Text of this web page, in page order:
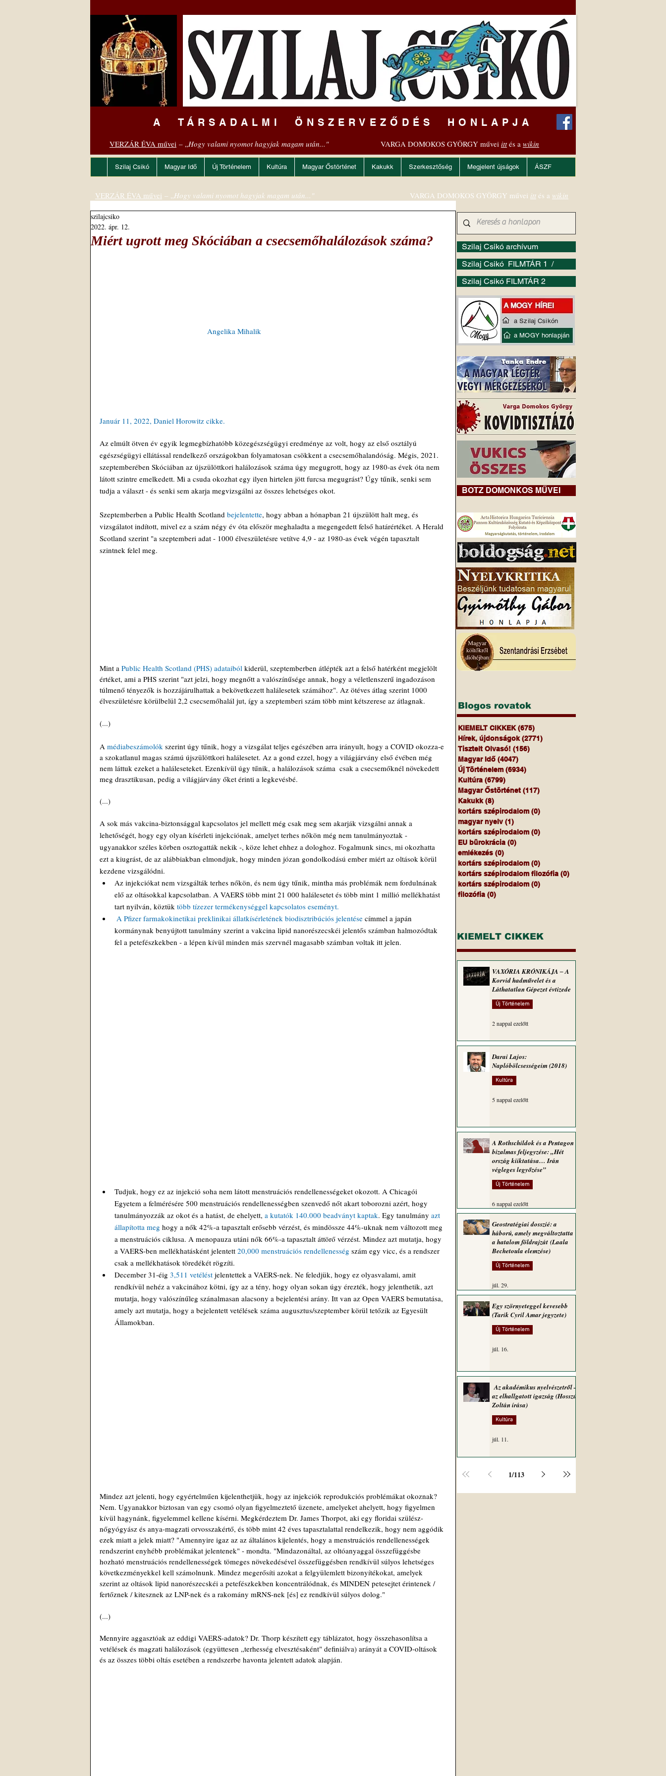
A TÁRSADALMI ÖNSZERVEZŐDÉS HONLAPJA
VERZÁR ÉVA művei – „Hogy valami nyomot hagyjak magam után..." VARGA DOMOKOS GYÖRGY művei ittés a wikin
Szilaj Csikó Magyar Idő Új Történelem Kultúra Magyar Őstörténet Kakukk Szerkesztőség Megjelent újságok ÁSZF
Miért ugrott meg Skóciában a csecsemőhalálozások száma?
szilajcsiko
2022. ápr. 12.
Angelika Mihalik
Január 11, 2022, Daniel Horowitz cikke.
Az elmúlt ötven év egyik legmegbízhatóbb közegészségügyi eredménye az volt, hogy az első osztályú
egészségügyi ellátással rendelkező országokban folyamatosan csökkent a csecsemőhalandóság. Mégis, 2021.
szeptemberében Skóciában az újszülöttkori halálozások száma úgy megugrott, hogy az 1980-as évek óta nem
látott szintre emelkedett. Mi a csuda okozhat egy ilyen hirtelen jött furcsa megugrást? Úgy tűnik, senki sem
tudja a választ - és senki sem akarja megvizsgálni az összes lehetséges okot.
Szeptemberben a Public Health Scotland bejelentette, hogy abban a hónapban 21 újszülött halt meg, és
vizsgálatot indított, mivel ez a szám négy év óta először meghaladta a megengedett felső határértéket. A Herald
Scotland szerint "a szeptemberi adat - 1000 élveszületésre vetítve 4,9 - az 1980-as évek végén tapasztalt
szintnek felel meg.
Mint a Public Health Scotland (PHS) adataiból kiderül, szeptemberben átlépték azt a felső hatérként megjelölt
értéket, ami a PHS szerint "azt jelzi, hogy megnőtt a valószínűsége annak, hogy a véletlenszerű ingadozáson
túlmenő tényezők is hozzájárulhattak a bekövetkezett halálesetek számához". Az ötéves átlag szerint 1000
élveszületésre körülbelül 2,2 csecsemőhalál jut, így a szeptemberi szám több mint kétszerese az átlagnak.
(...)
A médiabeszámolók szerint úgy tűnik, hogy a vizsgálat teljes egészében arra irányult, hogy a COVID okozza-e
a szokatlanul magas számú újszülöttkori halálesetet. Az a gond ezzel, hogy a világjárvány első évében még
nem láttuk ezeket a haláleseteket. Ezenkívül úgy tűnik, a halálozások száma  csak a csecsemőknél növekedett
meg drasztikusan, pedig a világjárvány őket érinti a legkevésbé.
(...)
A sok más vakcina-biztonsággal kapcsolatos jel mellett még csak meg sem akarják vizsgálni annak a
lehetőségét, hogy egy olyan kísérleti injekciónak, amelyet terhes nőkön még nem tanulmányoztak -
ugyanakkor széles körben osztogatták nekik -, köze lehet ehhez a dologhoz. Fogalmunk sincs, mi okozhatta
ezt a kiugrást, de az alábbiakban elmondjuk, hogy minden józan gondolkodású ember miért az oltások körül
kezdene vizsgálódni.
Az injekciókat nem vizsgálták terhes nőkön, és nem úgy tűnik, mintha más problémák nem fordulnának
elő az oltásokkal kapcsolatban. A VAERS több mint 21 000 halálesetet és több mint 1 millió mellékhatást
tart nyilván, köztük több tízezer termékenységgel kapcsolatos eseményt.
A Pfizer farmakokinetikai preklinikai állatkísérletének biodisztribúciós jelentése címmel a japán
kormánynak benyújtott tanulmány szerint a vakcina lipid nanorészecskéi jelentős számban halmozódtak
fel a petefészkekben - a lépen kívül minden más szervnél magasabb számban voltak itt jelen.
Tudjuk, hogy ez az injekció soha nem látott menstruációs rendellenességeket okozott. A Chicagói
Egyetem a felmérésére 500 menstruációs rendellenességben szenvedő nőt akart toborozni azért, hogy
tanulmányozzák az okot és a hatást, de ehelyett, a kutatók 140.000 beadványt kaptak. Egy tanulmány azt
állapította meg hogy a nők 42%-a tapasztalt erősebb vérzést, és mindössze 44%-uknak nem változott meg
a menstruációs ciklusa. A menopauza utáni nők 66%-a tapasztalt áttörő vérzést. Mindez azt mutatja, hogy
a VAERS-ben mellékhatásként jelentett 20,000 menstruációs rendellenesség szám egy vicc, és a rendszer
csak a mellékhatások töredékét rögzíti.
December 31-éig 3,511 vetélést jelentettek a VAERS-nek. Ne feledjük, hogy ez olyasvalami, amit
rendkívül nehéz a vakcinához kötni, így az a tény, hogy olyan sokan úgy érezték, hogy jelenthetik, azt
mutatja, hogy valószínűleg szánalmasan alacsony a bejelentési arány. Itt van az Open VAERS bemutatása,
amely azt mutatja, hogy a bejelentett vetélések száma augusztus/szeptember körül tetőzik az Egyesült
Államokban.
Mindez azt jelenti, hogy egyértelműen kijelenthetjük, hogy az injekciók reprodukciós problémákat okoznak?
Nem. Ugyanakkor biztosan van egy csomó olyan figyelmeztető üzenete, amelyeket ahelyett, hogy figyelmen
kívül hagynánk, figyelemmel kellene kísérni. Megkérdeztem Dr. James Thorpot, aki egy floridai szülész-
nőgyógyász és anya-magzati orvosszakértő, és több mint 42 éves tapasztalattal rendelkezik, hogy nem aggódik
ezek miatt a jelek miatt? "Amennyire igaz az az általános kijelentés, hogy a menstruációs rendellenességek
rendszerint enyhébb problémákat jelentenek" - mondta. "Mindazonáltal, az oltóanyaggal összefüggésbe
hozható menstruációs rendellenességek tömeges növekedésével összefüggésben rendkívül súlyos lehetséges
következményekkel kell számolnunk. Mindez megerősíti azokat a felgyülemlett bizonyítékokat, amelyek
szerint az oltások lipid nanorészecskéi a petefészkekben koncentrálódnak, és MINDEN petesejtet érintenek /
fertőznek / kitesznek az LNP-nek és a rakomány mRNS-nek [és] ez rendkívül súlyos dolog."
(...)
Mennyire aggasztóak az eddigi VAERS-adatok? Dr. Thorp készített egy táblázatot, hogy összehasonlítsa a
vetélések és magzati halálozások (együttesen „terhesség elvesztésaként" definiálva) arányát a COVID-oltások
és az összes többi oltás esetében a rendszerbe havonta jelentett adatok alapján.
Szilaj Csikó archívum
Szilaj Csikó FILMTÁR 1 /
Szilaj Csikó FILMTÁR 2
VERZÁR ÉVA művei – „Hogy valami nyomot hagyjak magam után..." VARGA DOMOKOS GYÖRGY művei itt és a wikin
BOTZ DOMONKOS MŰVEI
Blogos rovatok
KIEMELT CIKKEK (675)
Hírek, újdonságok (2771)
Tisztelt Olvasó! (156)
Magyar Idő (4047)
Új Történelem (6934)
Kultúra (6799)
Magyar Őstörténet (117)
Kakukk (8)
kortárs szépirodalom (0)
magyar nyelv (1)
kortárs szépirodalom (0)
EU bürokrácia (0)
emlékezés (0)
kortárs szépirodalom (0)
kortárs szépirodalom filozófia (0)
kortárs szépirodalom (0)
filozófia (0)
KIEMELT CIKKEK
VAXÓRIA KRÓNIKÁJA ‒ A
Korvid hadművelet és a
Láthatatlan Gépezet évtizede
Új Történelem
2 nappal ezelőtt
Darai Lajos:
Naplóbölcsességeim (2018)
Kultúra
5 nappal ezelőtt
A Rothschildok és a Pentagon
bizalmas feljegyzése: „Hét
ország kiiktatása… Irán
végleges legyőzése”
Új Történelem
6 nappal ezelőtt
Geostratégiai dosszié: a
háború, amely megváltoztatta
a hatalom földrajzát (Laala
Bechetoula elemzése)
Új Történelem
júl. 29.
Egy szörnyeteggel kevesebb
(Tarik Cyril Amar jegyzete)
Új Történelem
júl. 16.
Az akadémikus nyelvészetről –
az elhallgatott igazság (Hosszú
Zoltán írása)
Kultúra
júl. 11.
1/113
a Szilaj Csikón
a MOGY honlapján